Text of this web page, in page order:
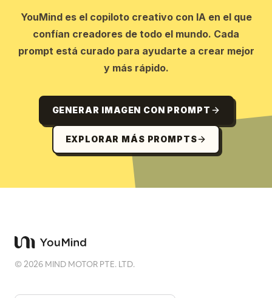
YouMind es el copiloto creativo con IA en el que
confían creadores de todo el mundo. Cada
prompt está curado para ayudarte a crear mejor
y más rápido.
GENERAR IMAGEN CON PROMPT
EXPLORAR MÁS PROMPTS
©2026 MIND MOTOR PTE. LTD.